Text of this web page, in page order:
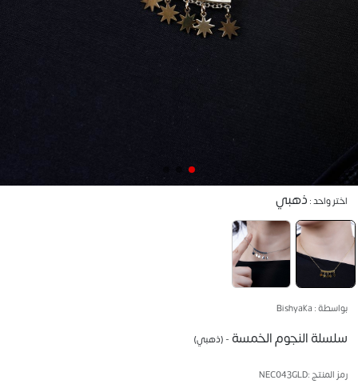
اختر واحد :ذهبي
بواسطة : Bishyaka
سلسلة النجوم الخمسة - (ذهبي)
رمز المنتج :NEC043GLD